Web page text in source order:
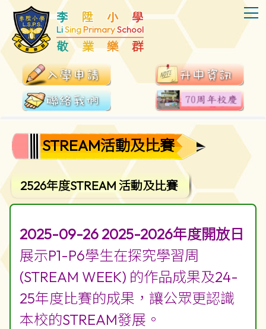
李 陞 小 學
LiSingPrimarySchool
敬 業 樂 群
STREAM活動及比賽
2526年度STREAM 活動及比賽
2025-09-26 2025-2026年度開放日
展示P1-P6學生在探究學習周
(STREAM WEEK) 的作品成果及24-
25年度比賽的成果，讓公眾更認識
本校的STREAM發展。